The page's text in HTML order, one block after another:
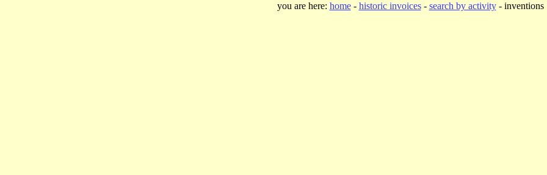
you are here: home- historic invoices- search by activity- inventions